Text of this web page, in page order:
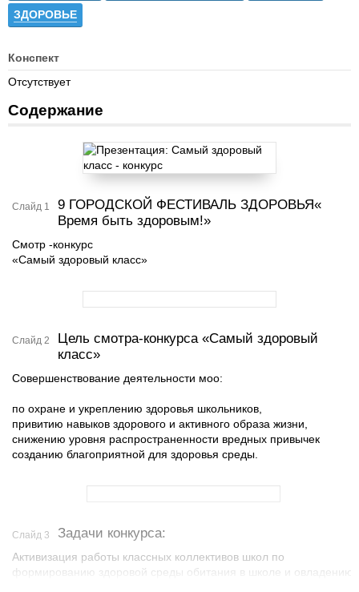
ЗДОРОВЬЕ
Конспект
Отсутствует
Содержание
Слайд 1
9 ГОРОДСКОЙ ФЕСТИВАЛЬ ЗДОРОВЬЯ«
Время быть здоровым!»
Смотр -конкурс
«Самый здоровый класс»
Слайд 2
Цель смотра-конкурса «Самый здоровый
класс»
Совершенствование деятельности моо:
по охране и укреплению здоровья школьников,
привитию навыков здорового и активного образа жизни,
снижению уровня распространенности вредных привычек
созданию благоприятной для здоровья среды.
Слайд 3 Задачи конкурса:
Активизация работы классных коллективов школ по
формированию здоровой среды обитания в школе и овладению